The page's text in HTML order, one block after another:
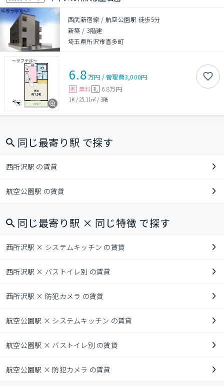
西武新宿線 / 航空公園駅 徒歩5分
新築 / 3階建
埼玉県所沢市喜多町
6.8万円 /管理費3,000円
敷 無料 礼 6.8万円
1K / 25.11㎡ / 3階
同じ最寄り駅 で探す
西所沢駅 の賃貸
航空公園駅 の賃貸
同じ最寄り駅 × 同じ特徴 で探す
西所沢駅 × システムキッチン の賃貸
西所沢駅 × バストイレ別 の賃貸
西所沢駅 × 防犯カメラ の賃貸
航空公園駅 × システムキッチン の賃貸
航空公園駅 × バストイレ別 の賃貸
航空公園駅 × 防犯カメラ の賃貸